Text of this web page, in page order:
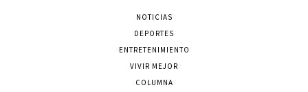
NOTICIAS
DEPORTES
ENTRETENIMIENTO
VIVIR MEJOR
COLUMNA